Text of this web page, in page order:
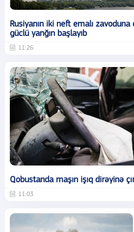
Rusiyanın iki neft emalı
güclü yanğın başlayıb
11:26
Qobustanda maşın işıq dirəyinə
11:03